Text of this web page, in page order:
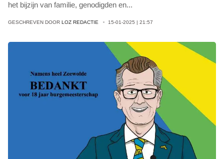
het bijzijn van familie, genodigden en...
GESCHREVEN DOOR LOZ REDACTIE 15-01-2025 | 21:57